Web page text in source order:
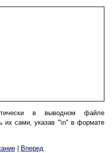
в выводном файле
их сами, указав "\n" в формате
| Вперед